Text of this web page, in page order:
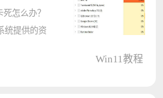
怎么办？
统提供的资
Win11教程